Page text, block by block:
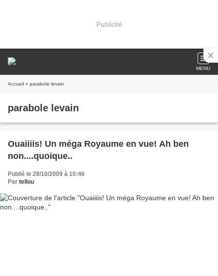
Publicité
MENU
Accueil » parabole levain
parabole levain
Ouaiiiis! Un méga Royaume en vue! Ah ben
non....quoique..
Publié le 28/10/2009 à 10:46
Par tellou